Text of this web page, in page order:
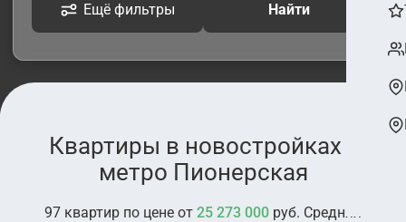
Ещё фильтры Найти
Квартиры в новостройках у
метро Пионерская
97 квартир по цене от 25 273 000 руб. Средняя